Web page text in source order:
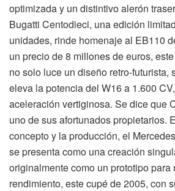
optimizada y un distintivo alerón
Bugatti Centodieci, una edición
unidades, rinde homenaje al EB110
un precio de 8 millones de euros,
no solo luce un diseño retro-futurista,
eleva la potencia del W16 a 1.600
aceleración vertiginosa. Se dice que
uno de sus afortunados propietarios.
concepto y la producción, el
se presenta como una creación
originalmente como un prototipo para
rendimiento, este cupé de 2005, con